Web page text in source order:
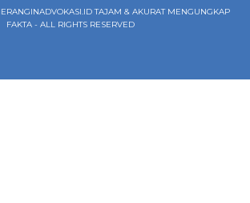
TAJAM & AKURAT MENGUNGKAP
FAKTA - ALL RIGHTS RESERVED